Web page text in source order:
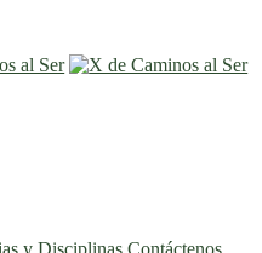
y Disciplinas Contáctenos